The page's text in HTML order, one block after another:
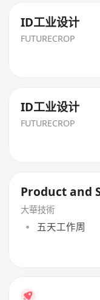
ID工业设计
FUTURECROP
ID工业设计
FUTURECROP
Product and
大華技術
五天工作周